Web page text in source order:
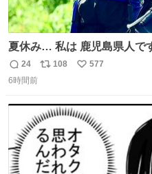
夏休み… 私は 鹿児島県人ですが 幼い頃は 夏休みになると
母の郷… 山梨へ遊びに行くのが楽し
ヶ月近く泊まって … … 今の私は 医療従事者 お盆休み？ﾅﾆ
景 淡い記憶 そんな
返
信
24
リ
ト
数
108
い
数
577
6時間前